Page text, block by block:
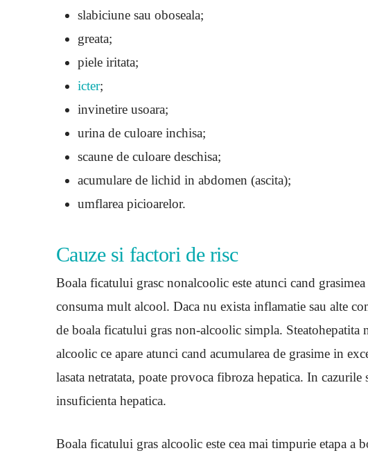
slabiciune sau oboseala;
greata;
piele iritata;
icter;
invinetire usoara;
urina de culoare inchisa;
scaune de culoare deschisa;
acumulare de lichid in abdomen (ascita);
umflarea picioarelor.
Cauze si factori de risc
Boala ficatului grasc nonalcoolic este atunci cand
consuma mult alcool. Daca nu exista inflamatie sau alte
de boala ficatului gras non-alcoolic simpla. Steatohepatita
alcoolic ce apare atunci cand acumularea de grasime in
lasata netratata, poate provoca fibroza hepatica. In cazurile
insuficienta hepatica.
Boala ficatului gras alcoolic este cea mai timpurie etapa a